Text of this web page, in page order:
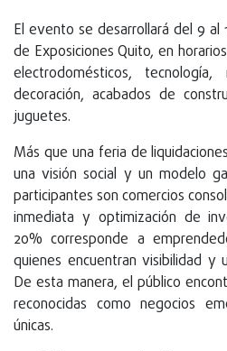
El evento se desarrollará del 9
de Exposiciones Quito, en
electrodomésticos,
decoración, acabados de
juguetes.
Más que una feria de
una visión social y un modelo
participantes son comercios
inmediata y optimización de
20% corresponde a
quienes encuentran visibilidad y
De esta manera, el público
reconocidas como negocios
únicas.